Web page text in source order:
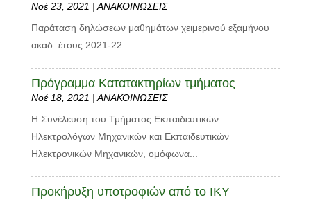
Νοέ 23, 2021 | ΑΝΑΚΟΙΝΩΣΕΙΣ
Παράταση δηλώσεων μαθημάτων χειμερινού εξαμήνου
ακαδ. έτους 2021-22.
Πρόγραμμα Κατατακτηρίων τμήματος
Νοέ 18, 2021 | ΑΝΑΚΟΙΝΩΣΕΙΣ
Η Συνέλευση του Τμήματος Εκπαιδευτικών
Ηλεκτρολόγων Μηχανικών και Εκπαιδευτικών
Ηλεκτρονικών Μηχανικών, ομόφωνα...
Προκήρυξη υποτροφιών από το ΙΚΥ